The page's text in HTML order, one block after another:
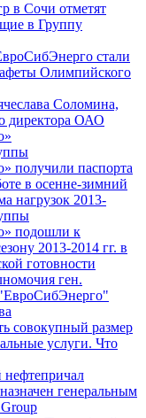
в Сочи отметят
в Группу
стали
Олимпийского
Соломина,
директора ОАО
получили паспорта
в осенне-зимний
нагрузок 2013-
подошли к
2013-2014 гг. в
готовности
ген.
совокупный размер
услуги. Что
генеральным